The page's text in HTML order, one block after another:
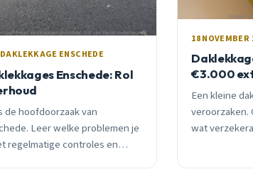
ENSCHEDE
Enschede: Rol
de hoofdoorzaak van
Leer welke problemen je
regelmatige controles en
18 NOVEMBER
€3.000
Een kleine
veroorzaken.
wat